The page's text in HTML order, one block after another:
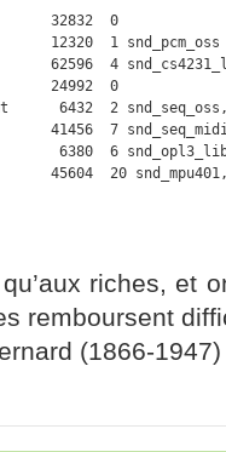
32832  0
12320  1 snd_pcm_oss
62596  4
24992  0
6432  2
7
6380  6
20
riches, et
remboursent
(1866-1947)